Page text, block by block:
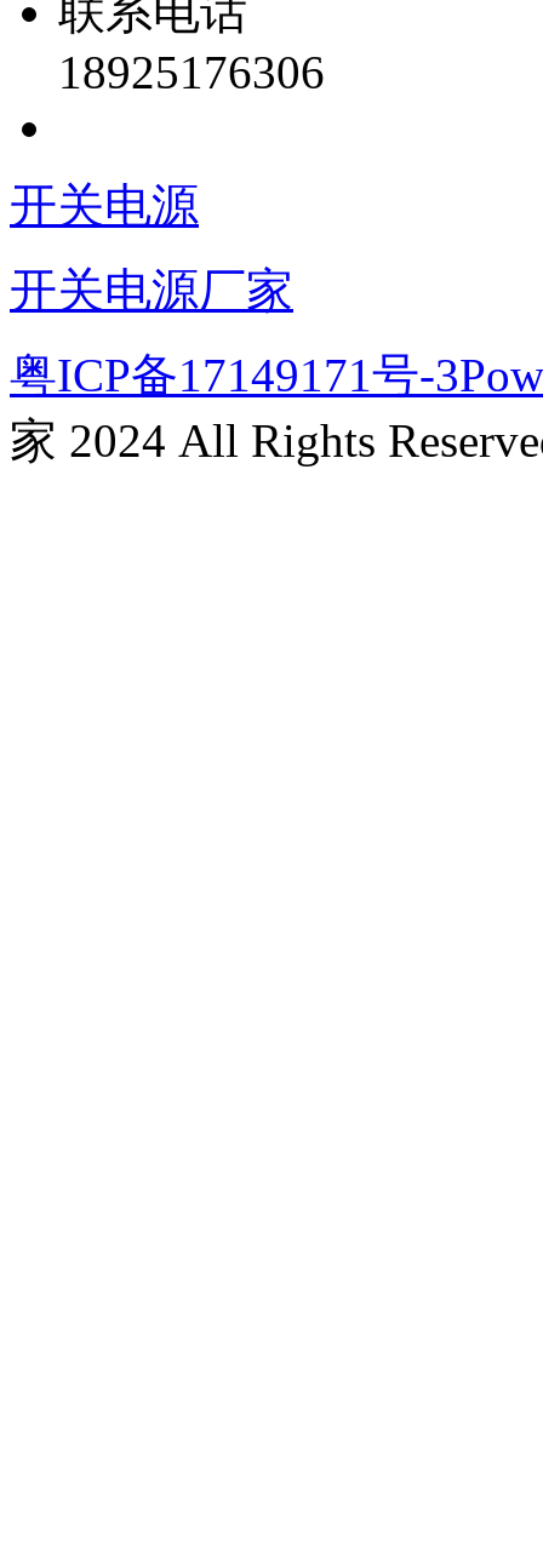
联系电话
18925176306
开关电源
开关电源厂家
粤ICP备17149171号-3
家 2024 All Rights